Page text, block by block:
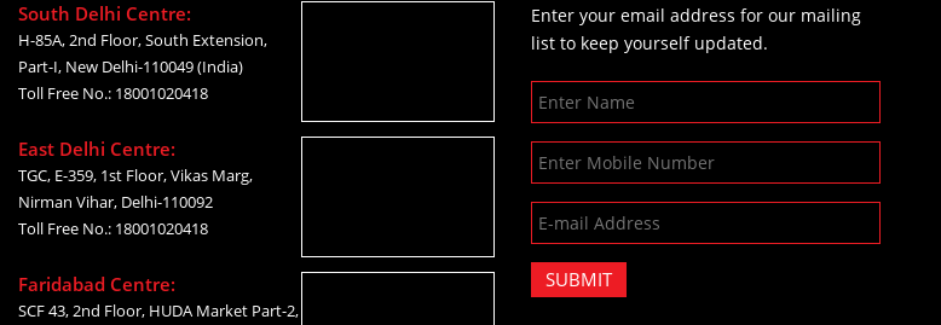
South Delhi Centre:
H-85A, 2nd Floor, South Extension,
Part-I, New Delhi-110049 (India)
Toll Free No.: 18001020418
East Delhi Centre:
TGC, E-359, 1st Floor, Vikas Marg,
Nirman Vihar, Delhi-110092
Toll Free No.: 18001020418
Faridabad Centre:
SCF 43, 2nd Floor, HUDA Market Part-2,
Enter your email address for our mailing
list to keep yourself updated.
SUBMIT